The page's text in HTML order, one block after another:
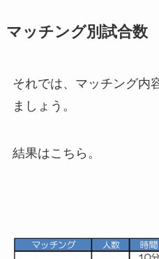
マッチング別試合数
それでは、マッチング内
ましょう。
結果はこちら。